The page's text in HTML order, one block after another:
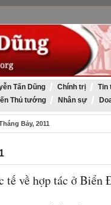
Thủ tướng
Tấn Dũng Chính trị
Tin
Thủ tướng Nhân sự
Bảy, 2011
tế về hợp tác ở Biển